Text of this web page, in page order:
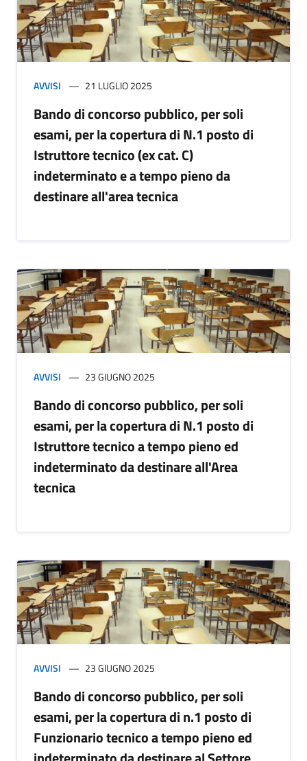
AVVISI 21 LUGLIO 2025
Bando di concorso pubblico, per soli
esami, per la copertura di N.1 posto di
Istruttore tecnico (ex cat. C)
indeterminato e a tempo pieno da
destinare all'area tecnica
AVVISI 23 GIUGNO 2025
Bando di concorso pubblico, per soli
esami, per la copertura di N.1 posto di
Istruttore tecnico a tempo pieno ed
indeterminato da destinare all'Area
tecnica
AVVISI 23 GIUGNO 2025
Bando di concorso pubblico, per soli
esami, per la copertura di n.1 posto di
Funzionario tecnico a tempo pieno ed